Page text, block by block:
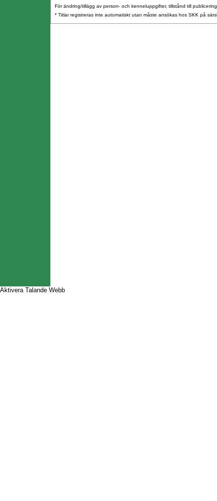
För ändring/tillägg av person- och kenneluppgifter, tillstånd till
* Titlar registreras inte automatiskt utan måste ansökas hos SKK på
Aktivera Talande Webb